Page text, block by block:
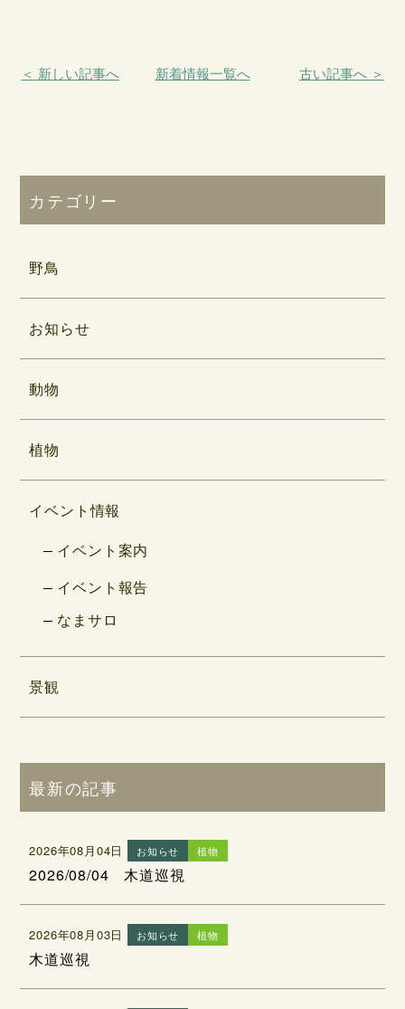
＜ 新しい記事へ 新着情報一覧へ 古い記事へ ＞
カテゴリー
野鳥
お知らせ
動物
植物
イベント情報
イベント案内
イベント報告
なまサロ
景観
最新の記事
2026年08月04日 お知らせ 植物
2026/08/04 木道巡視
2026年08月03日 お知らせ 植物
木道巡視